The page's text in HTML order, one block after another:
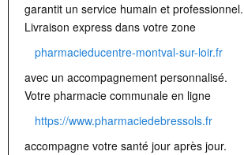
garantit un service humain et professionnel.
Livraison express dans votre zone
pharmacieducentre-montval-sur-loir.fr
avec un accompagnement personnalisé.
Votre pharmacie communale en ligne
https://www.pharmaciedebressols.fr
accompagne votre santé jour après jour.